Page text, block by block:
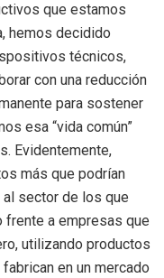
que estamos
hemos decidido
técnicos,
con una reducción
para sostener
esa “vida común”
Evidentemente,
más que podrían
sector de los que
frente a empresas que
utilizando productos
en un mercado